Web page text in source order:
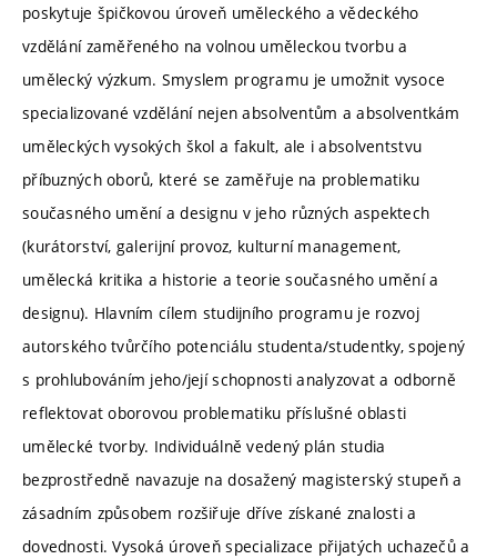
poskytuje špičkovou úroveň uměleckého a vědeckého
vzdělání zaměřeného na volnou uměleckou tvorbu a
umělecký výzkum. Smyslem programu je umožnit vysoce
specializované vzdělání nejen absolventům a absolventkám
uměleckých vysokých škol a fakult, ale i absolventstvu
příbuzných oborů, které se zaměřuje na problematiku
současného umění a designu v jeho různých aspektech
(kurátorství, galerijní provoz, kulturní management,
umělecká kritika a historie a teorie současného umění a
designu). Hlavním cílem studijního programu je rozvoj
autorského tvůrčího potenciálu studenta/studentky, spojený
s prohlubováním jeho/její schopnosti analyzovat a odborně
reflektovat oborovou problematiku příslušné oblasti
umělecké tvorby. Individuálně vedený plán studia
bezprostředně navazuje na dosažený magisterský stupeň a
zásadním způsobem rozšiřuje dříve získané znalosti a
dovednosti. Vysoká úroveň specializace přijatých uchazečů a